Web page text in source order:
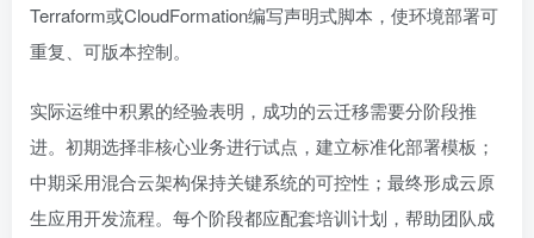
Terraform或CloudFormation编写声明式脚本，使环境部署可
重复、可版本控制。
实际运维中积累的经验表明，成功的云迁移需要分阶段推
进。初期选择非核心业务进行试点，建立标准化部署模板；
中期采用混合云架构保持关键系统的可控性；最终形成云原
生应用开发流程。每个阶段都应配套培训计划，帮助团队成